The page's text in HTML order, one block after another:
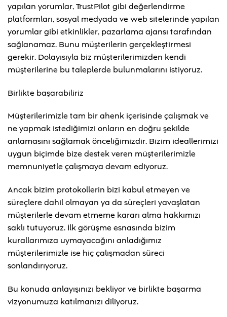
yapılan yorumlar, TrustPilot gibi değerlendirme
platformları, sosyal medyada ve web sitelerinde yapılan
yorumlar gibi etkinlikler, pazarlama ajansı tarafından
sağlanamaz. Bunu müşterilerin gerçekleştirmesi
gerekir. Dolayısıyla biz müşterilerimizden kendi
müşterilerine bu taleplerde bulunmalarını istiyoruz.
Birlikte başarabiliriz
Müşterilerimizle tam bir ahenk içerisinde çalışmak ve
ne yapmak istediğimizi onların en doğru şekilde
anlamasını sağlamak önceliğimizdir. Bizim ideallerimizi
uygun biçimde bize destek veren müşterilerimizle
memnuniyetle çalışmaya devam ediyoruz.
Ancak bizim protokollerin bizi kabul etmeyen ve
süreçlere dahil olmayan ya da süreçleri yavaşlatan
müşterilerle devam etmeme kararı alma hakkımızı
saklı tutuyoruz. İlk görüşme esnasında bizim
kurallarımıza uymayacağını anladığımız
müşterilerimizle ise hiç çalışmadan süreci
sonlandırıyoruz.
Bu konuda anlayışınızı bekliyor ve birlikte başarma
vizyonumuza katılmanızı diliyoruz.